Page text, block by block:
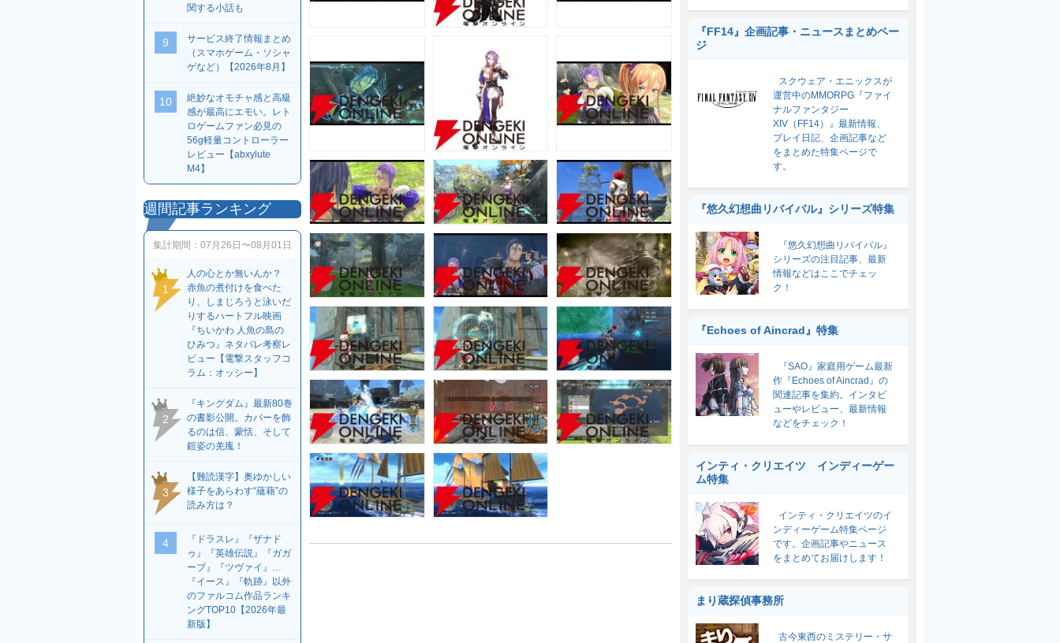
関する小話も
9
サービス終了情報まとめ
（スマホゲーム・ソシャ
ゲなど）【2026年8月】
10
絶妙なオモチャ感と高級
感が最高にエモい。レト
ロゲームファン必見の
56g軽量コントローラー
レビュー【abxylute
M4】
週間記事ランキング
集計期間： 07月26日〜08月01日
1
人の心とか無いんか？
赤魚の煮付けを食べた
り、しまじろうと泳いだ
りするハートフル映画
『ちいかわ 人魚の島の
ひみつ』ネタバレ考察レ
ビュー【電撃スタッフコ
ラム：オッシー】
2
『キングダム』最新80巻
の書影公開。カバーを飾
るのは信、蒙恬、そして
鎧姿の羌瘣！
3
【難読漢字】奥ゆかしい
様子をあらわす“蘊藉”の
読み方は？
4
『ドラスレ』『ザナド
ゥ』『英雄伝説』『ガガ
ーブ』『ツヴァイ』…
『イース』『軌跡』以外
のファルコム作品ランキ
ングTOP10【2026年最
新版】
『FF14』企画記事・ニュースまとめペー
ジ
スクウェア・エニックスが
運営中のMMORPG『ファイ
ナルファンタジー
XIV（FF14）』最新情報、
プレイ日記、企画記事など
をまとめた特集ページで
す。
『悠久幻想曲リバイバル』シリーズ特集
『悠久幻想曲リバイバル』
シリーズの注目記事、最新
情報などはここでチェッ
ク！
『Echoes of Aincrad』特集
『SAO』家庭用ゲーム最新
作『Echoes of Aincrad』の
関連記事を集約。インタビ
ューやレビュー、最新情報
などをチェック！
インティ・クリエイツ インディーゲー
ム特集
インティ・クリエイツのイ
ンディーゲーム特集ページ
です。企画記事やニュース
をまとめてお届けします！
まり蔵探偵事務所
古今東西のミステリー・サ